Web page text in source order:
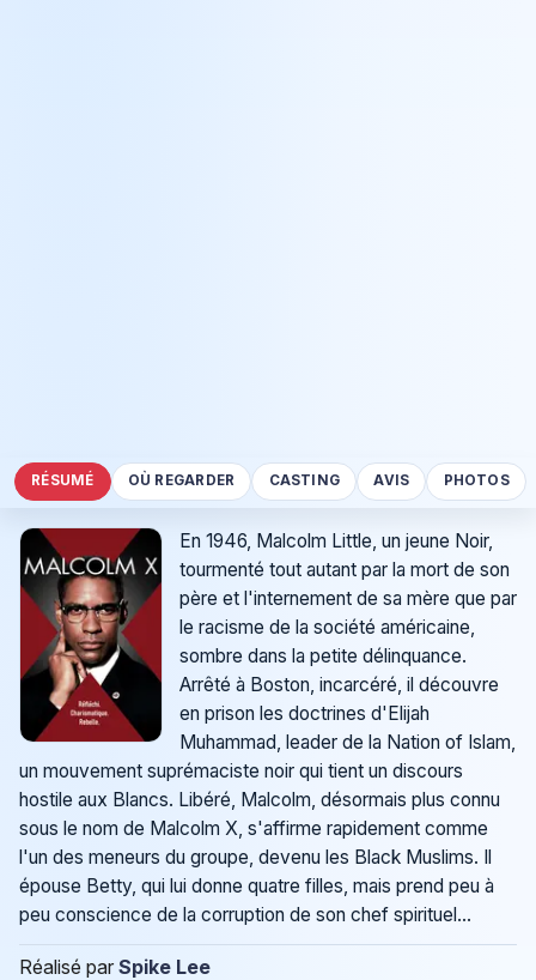
RÉSUMÉ OÙ REGARDER CASTING AVIS PHOTOS
En 1946, Malcolm Little, un jeune Noir,
tourmenté tout autant par la mort de son
père et l'internement de sa mère que par
le racisme de la société américaine,
sombre dans la petite délinquance.
Arrêté à Boston, incarcéré, il découvre
en prison les doctrines d'Elijah
Muhammad, leader de la Nation of Islam,
un mouvement suprémaciste noir qui tient un discours
hostile aux Blancs. Libéré, Malcolm, désormais plus connu
sous le nom de Malcolm X, s'affirme rapidement comme
l'un des meneurs du groupe, devenu les Black Muslims. Il
épouse Betty, qui lui donne quatre filles, mais prend peu à
peu conscience de la corruption de son chef spirituel...
Réalisé par Spike Lee